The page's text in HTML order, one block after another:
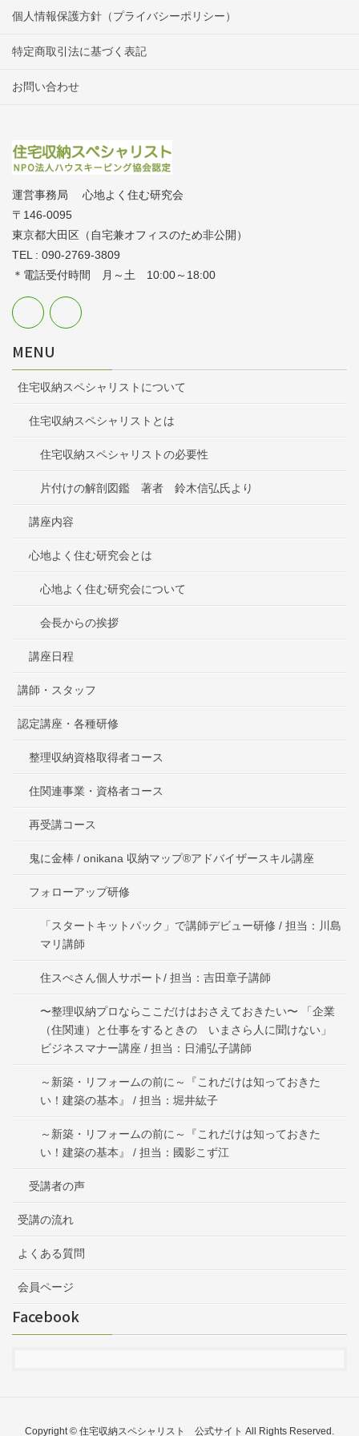
個人情報保護方針（プライバシーポリシー）
特定商取引法に基づく表記
お問い合わせ
運営事務局 心地よく住む研究会
〒146-0095
東京都大田区（自宅兼オフィスのため非公開）
TEL : 090-2769-3809
＊電話受付時間 月～土 10:00～18:00
MENU
住宅収納スペシャリストについて
住宅収納スペシャリストとは
住宅収納スペシャリストの必要性
片付けの解剖図鑑 著者 鈴木信弘氏より
講座内容
心地よく住む研究会とは
心地よく住む研究会について
会長からの挨拶
講座日程
講師・スタッフ
認定講座・各種研修
整理収納資格取得者コース
住関連事業・資格者コース
再受講コース
鬼に金棒 / onikana 収納マップ®アドバイザースキル講座
フォローアップ研修
「スタートキットパック」で講師デビュー研修 / 担当：川島
マリ講師
住スぺさん個人サポート/ 担当：吉田章子講師
〜整理収納プロならここだけはおさえておきたい〜 「企業
（住関連）と仕事をするときの いまさら人に聞けない」
ビジネスマナー講座 / 担当：日浦弘子講師
～新築・リフォームの前に～『これだけは知っておきた
い！建築の基本』 / 担当：堀井紘子
～新築・リフォームの前に～『これだけは知っておきた
い！建築の基本』 / 担当：國影こず江
受講者の声
受講の流れ
よくある質問
会員ページ
Facebook
Copyright © 住宅収納スペシャリスト 公式サイト All Rights Reserved.